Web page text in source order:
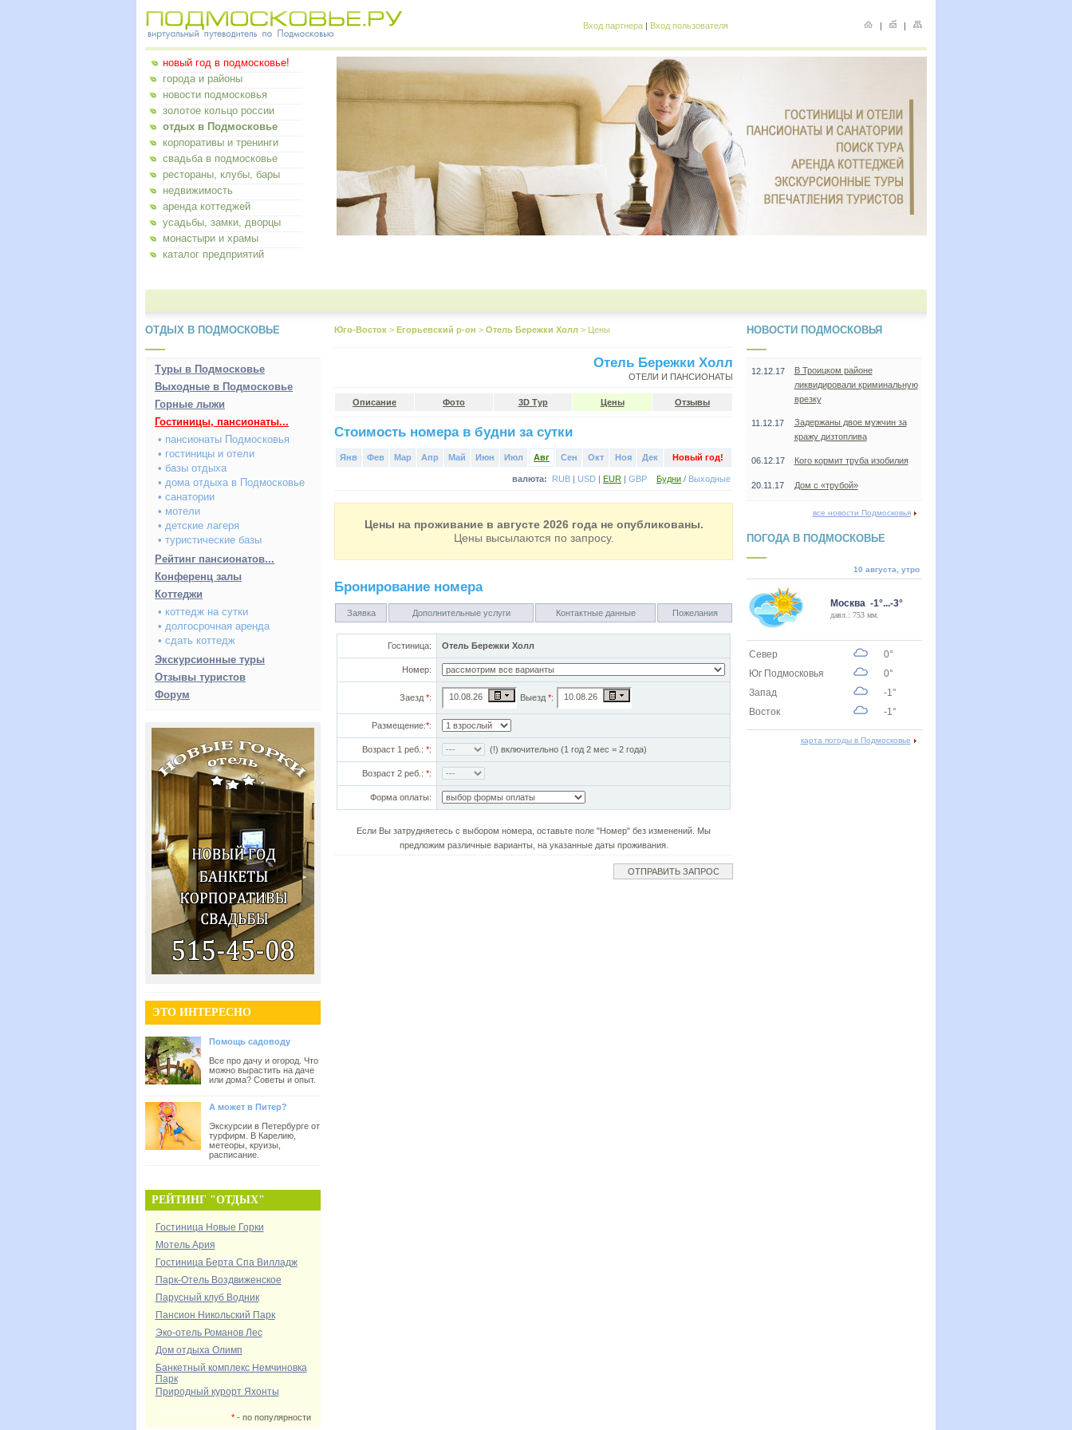
Вход партнера | Вход пользователя | |
новый год в подмосковье!
города и районы
новости подмосковья
золотое кольцо россии
отдых в Подмосковье
корпоративы и тренинги
свадьба в подмосковье
рестораны, клубы, бары
недвижимость
аренда коттеджей
усадьбы, замки, дворцы
монастыри и храмы
каталог предприятий
ОТДЫХ В ПОДМОСКОВЬЕ
Туры в Подмосковье
Выходные в Подмосковье
Горные лыжи
Гостиницы, пансионаты...
• пансионаты Подмосковья
• гостиницы и отели
• базы отдыха
• дома отдыха в Подмосковье
• санатории
• мотели
• детские лагеря
• туристические базы
Рейтинг пансионатов...
Конференц залы
Коттеджи
• коттедж на сутки
• долгосрочная аренда
• сдать коттедж
Экскурсионные туры
Отзывы туристов
Форум
ЭТО ИНТЕРЕСНО
Помощь садоводу
Все про дачу и огород. Что
можно вырастить на даче
или дома? Советы и опыт.
А может в Питер?
Экскурсии в Петербурге от
турфирм. В Карелию,
метеоры, круизы,
расписание.
РЕЙТИНГ "ОТДЫХ"
Гостиница Новые Горки
Мотель Ария
Гостиница Берта Спа Вилладж
Парк-Отель Воздвиженское
Парусный клуб Водник
Пансион Никольский Парк
Эко-отель Романов Лес
Дом отдыха Олимп
Банкетный комплекс Немчиновка
Парк
Природный курорт Яхонты
*- по популярности
Юго-Восток > Егорьевский р-он > Отель Бережки Холл > Цены
Отель Бережки Холл
ОТЕЛИ И ПАНСИОНАТЫ
Описание Фото 3D Тур Цены Отзывы
Стоимость номера в будни за сутки
Янв Фев Мар Апр Май Июн Июл Авг Сен Окт Ноя Дек Новый год!
валюта: RUB | USD | EUR | GBP Будни / Выходные
Цены на проживание в августе 2026 года не опубликованы.
Цены высылаются по запросу.
Бронирование номера
Заявка Дополнительные услуги Контактные данные Пожелания
Гостиница: Отель Бережки Холл
Номер:
Заезд *: Выезд *:
Размещение:*:
Возраст 1 реб.: *: (!) включительно (1 год 2 мес = 2 года)
Возраст 2 реб.: *:
Форма оплаты:
Если Вы затрудняетесь с выбором номера, оставьте поле "Номер" без изменений. Мы
предложим различные варианты, на указанные даты проживания.
НОВОСТИ ПОДМОСКОВЬЯ
12.12.17
В Троицком районе
ликвидировали криминальную
врезку
11.12.17
Задержаны двое мужчин за
кражу дизтоплива
06.12.17 Кого кормит труба изобилия
20.11.17 Дом с «трубой»
все новости Подмосковья
ПОГОДА В ПОДМОСКОВЬЕ
10 августа, утро
Москва -1°...-3°
давл.: 753 мм.
Север
0°
Юг Подмосковья
0°
Запад
-1°
Восток
-1°
карта погоды в Подмосковье